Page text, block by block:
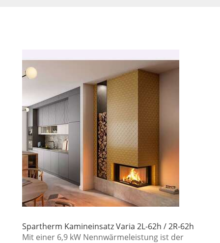
Spartherm Kamineinsatz Varia 2L-62h / 2R-62h
Mit einer 6,9 kW Nennwärmeleistung ist der